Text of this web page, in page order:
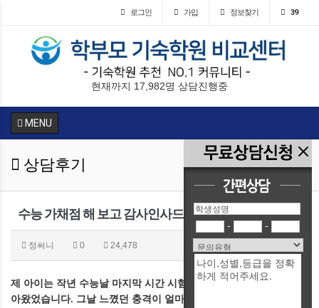
- -
로그인 가입 정보찾기 39
현재까지 17,982명 상담진행중
MENU
상담후기
수능 가채점 해 보고 감사인사드립니다^^
정써니 0 24,478
제 아이는 작년 수능날 마지막 시간 시험도 치르지 않은채 집으로 돌
아왔었습니다. 그날 느꼈던 충격이 얼마나 컸던지 제가 일주일을 앓